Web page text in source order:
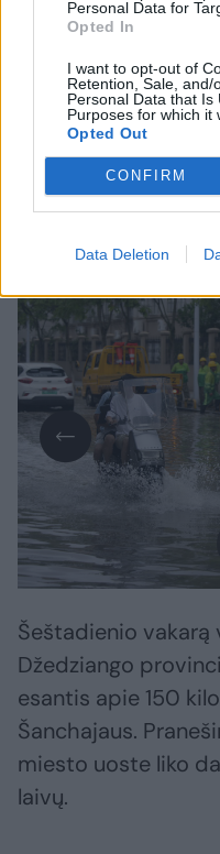
Personal Data for
Opted In
I want to opt-out of
Retention, Sale, and/
Personal Data that Is
Purposes for which it
Opted Out
CONFIRM
Data Deletion
Lrytas.lt
Rytų Kinija
„Delfinas“, kuris,
valstybinė
turėtų pasiekti
Šeštadienio
Džedziango
esantis apie 150
Šanchajaus.
miesto uoste liko
laivų.